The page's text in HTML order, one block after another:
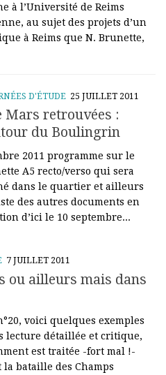
à l’Université de Reims
au sujet des projets d’un
à Reims que N. Brunette,
D'ÉTUDE 25 JUILLET 2011
Mars retrouvées :
du Boulingrin
2011 programme sur le
A5 recto/verso qui sera
dans le quartier et ailleurs
des autres documents en
d’ici le 10 septembre...
7 JUILLET 2011
ou ailleurs mais dans
voici quelques exemples
lecture détaillée et critique,
est traitée -fort mal !-
la bataille des Champs